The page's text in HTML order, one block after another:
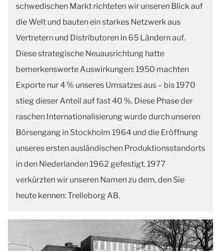
schwedischen Markt richteten wir unseren Blick auf
die Welt und bauten ein starkes Netzwerk aus
Vertretern und Distributoren in 65 Ländern auf.
Diese strategische Neuausrichtung hatte
bemerkenswerte Auswirkungen: 1950 machten
Exporte nur 4 % unseres Umsatzes aus – bis 1970
stieg dieser Anteil auf fast 40 %. Diese Phase der
raschen Internationalisierung wurde durch unseren
Börsengang in Stockholm 1964 und die Eröffnung
unseres ersten ausländischen Produktionsstandorts
in den Niederlanden 1962 gefestigt. 1977
verkürzten wir unseren Namen zu dem, den Sie
heute kennen: Trelleborg AB.